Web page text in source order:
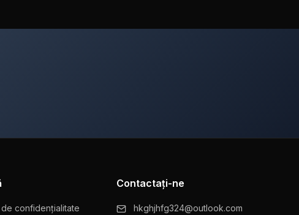
de confidențialitate
Contactaţi-ne
hkghjhfg324@outlook.com